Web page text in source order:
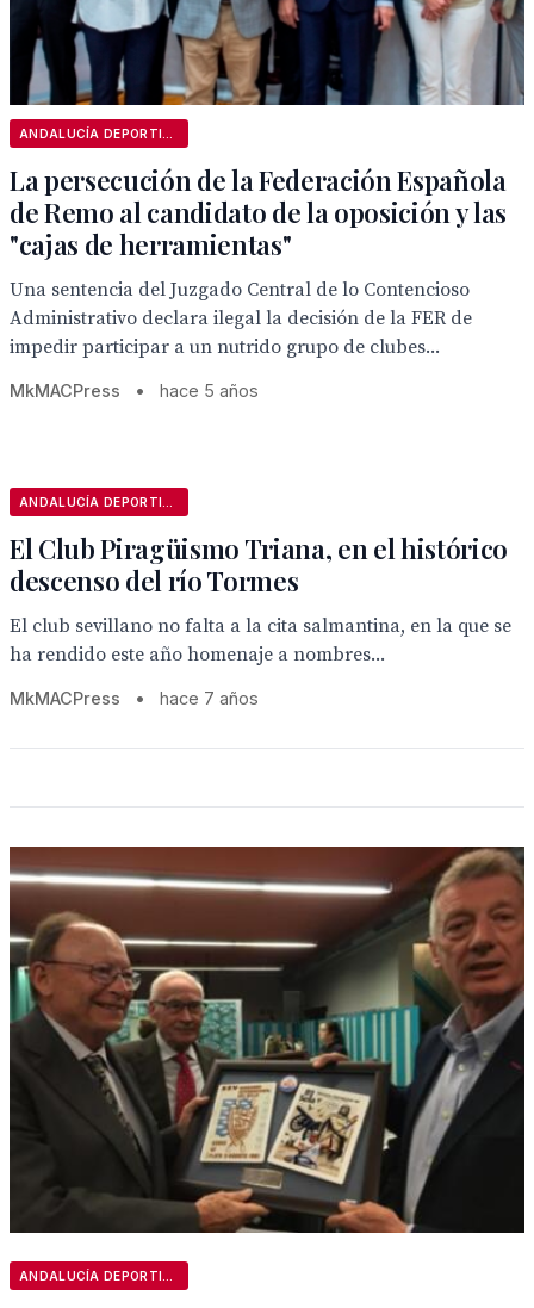
La persecución de la Federación Española
de Remo al candidato de la oposición y las
"cajas de herramientas"
Una sentencia del Juzgado Central de lo Contencioso
Administrativo declara ilegal la decisión de la FER de
impedir participar a un nutrido grupo de clubes...
MkMACPress • hace 5 años
El Club Piragüismo Triana, en el histórico
descenso del río Tormes
El club sevillano no falta a la cita salmantina, en la que se
ha rendido este año homenaje a nombres...
MkMACPress • hace 7 años